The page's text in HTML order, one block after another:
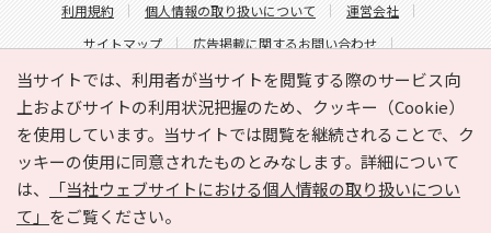
当サイトでは、利用者が当サイトを閲覧する際のサービス向
上およびサイトの利用状況把握のため、クッキー（Cookie）
を使用しています。当サイトでは閲覧を継続されることで、ク
ッキーの使用に同意されたものとみなします。詳細について
は、
「当社ウェブサイトにおける個人情報の取り扱いについ
て」 をご覧ください。
利用規約
個人情報の取り扱いについて
運営会社
サイトマップ
広告掲載に関するお問い合わせ
サイトの内容に関するお問い合わせ
Copyright © HYOJITO.Co.,Ltd. All Rights Reserved.